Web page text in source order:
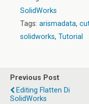
SolidWorks
Tags: arismadata,
solidworks, Tutorial
Previous Post
Editing Flatten Di
SolidWorks